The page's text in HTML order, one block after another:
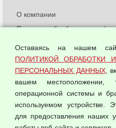
© 2026 ООО "Феникс"
О компании
Политика обработки и
Согласием на обработку
Оферта оптовой купли-
Публичная оферта
Оставаясь на нашем
ПОЛИТИКОЙ ОБРАБОТКИ
ПЕРСОНАЛЬНЫХ ДАННЫХ,
вашем
операционной системы и
используемом устройстве.
для предоставления наших